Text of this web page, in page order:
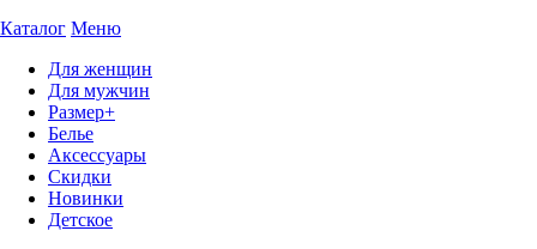
Каталог Меню
Для женщин
Для мужчин
Размер+
Белье
Аксессуары
Скидки
Новинки
Детское